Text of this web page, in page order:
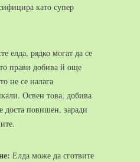
като супер
елда, рядко могат да се
прави добива й още
не се налага
Освен това, добива
доста повишен, заради
Елда може да сготвите